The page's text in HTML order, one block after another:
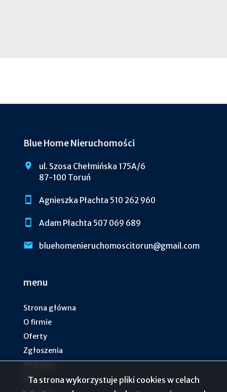
Blue Home Nieruchomości
ul. Szosa Chełmińska 175A/6
87-100 Toruń
Agnieszka Płachta 510 262 960
Adam Płachta 507 069 689
bluehomenieruchomoscitorun@gmail.com
menu
Strona główna
O firmie
Oferty
Zgłoszenia
Blog
Ta strona wykorzystuje pliki cookies w celach